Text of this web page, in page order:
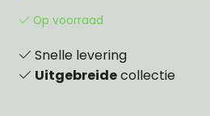
Op voorraad
Snelle levering
Uitgebreidecollectie